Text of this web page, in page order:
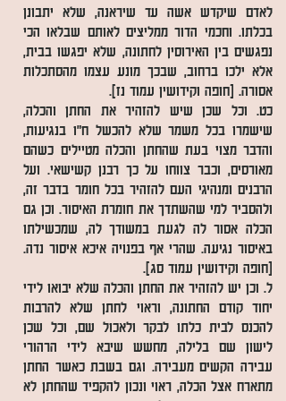
לאדם שיקדש אשה עד שיראנה, שלא יתבונן
בכלתו. וחכמי הדור ממליצים לאותם שבלאו הכי
נפגשים בין האירוסין לחתונה, שלא יפגשו בבית,
אלא ילכו ברחוב, שבכך מונע עצמו מהסתכלות
אסורה. [חופה וקידושין עמוד נז].
כט. וכל שכן שיש להזהיר את החתן והכלה,
שישמרו בכל משמר שלא להכשל ח"ו בנגיעות,
והדבר מצוי בעת שהחתן והכלה מטיילים כשהם
מאורסים, וכבר צווחו על כך רבנן קשישאי. ועל
הרבנים ומנהיגי העם להזהיר בכל חומר בדבר זה,
ולהסביר למי שהשתדך את חומרת האיסור. וכן גם
הכלה אסור לה לגעת במשודך לה, שמכשילתו
באיסור נגיעה. שהרי אף בפנויה איכא איסור נדה.
[חופה וקידושין עמוד סג].
ל. וכן יש להזהיר את החתן והכלה שלא יבואו לידי
יחוד קודם החתונה, וראוי לחתן שלא להרבות
להכנס לבית כלתו לבקר ולאכול שם, וכל שכן
לישון שם בלילה, מחשש שיבא לידי הרהורי
עבירה הקשים מעבירה. וגם בשבת כאשר החתן
מתארח אצל הכלה, ראוי ונכון להקפיד שהחתן לא